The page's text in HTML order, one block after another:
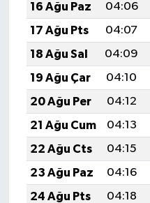
16 Ağu Paz
04:06
17 Ağu Pts
04:07
18 Ağu Sal
04:09
19 Ağu Çar
04:10
20 Ağu Per
04:12
21 Ağu Cum
04:13
22 Ağu Cts
04:15
23 Ağu Paz
04:16
24 Ağu Pts
04:18